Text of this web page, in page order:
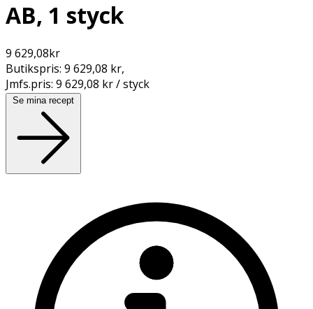
AB, 1 styck
9 629,08kr
Butikspris: 9 629,08 kr,
Jmfs.pris: 9 629,08 kr / styck
Se mina recept